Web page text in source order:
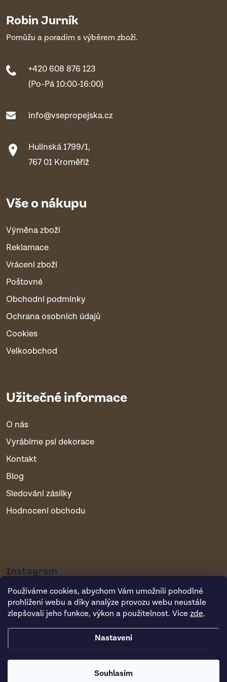
Používáme cookies, abychom Vám umožnili pohodlné
prohlížení webu a díky analýze provozu webu neustále
zlepšovali jeho funkce, výkon a použitelnost. Více zde.
Nastavení
Souhlasím
Robin Jurník
Pomůžu a poradím s výběrem zboží.
+420 608 876 123
(Po-Pá 10:00-16:00)
info@vsepropejska.cz
Hulínská 1799/1,
767 01 Kroměříž
Vše o nákupu
Výměna zboží
Reklamace
Vrácení zboží
Poštovné
Obchodní podmínky
Ochrana osobních údajů
Cookies
Velkoobchod
Užitečné informace
O nás
Vyrábíme psí dekorace
Kontakt
Blog
Sledování zásilky
Hodnocení obchodu
Instagram
Copyright 2026Vsepropejska.cz. Všechna práva vyhrazena.